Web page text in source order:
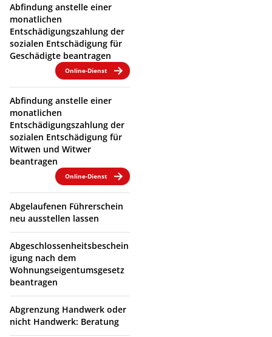
Abfindung anstelle einer
monatlichen
Entschädigungszahlung der
sozialen Entschädigung für
Geschädigte beantragen
Online-Dienst
Abfindung anstelle einer
monatlichen
Entschädigungszahlung der
sozialen Entschädigung für
Witwen und Witwer
beantragen
Online-Dienst
Abgelaufenen Führerschein
neu ausstellen lassen
Abgeschlossenheitsbeschein
igung nach dem
Wohnungseigentumsgesetz
beantragen
Abgrenzung Handwerk oder
nicht Handwerk: Beratung